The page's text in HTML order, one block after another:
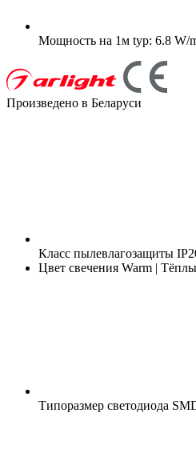
Мощность на 1м typ: 6.8 W/
Произведено в Беларуси
Класс пылевлагозащиты
Цвет свечения Warm |
Типоразмер светодиода